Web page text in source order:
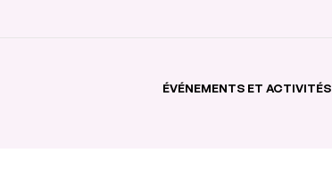
ÉVÉNEMENTS ET ACTIVITÉS